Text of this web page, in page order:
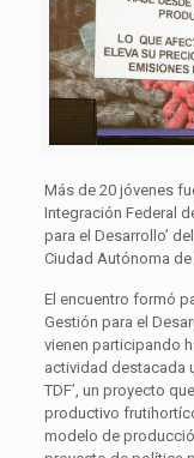
Más de 20 jóvenes
Integración Federal
para el Desarrollo’
Ciudad Autónoma de
El encuentro formó
Gestión para el
vienen participando
actividad destacada
TDF’, un proyecto
productivo
modelo de